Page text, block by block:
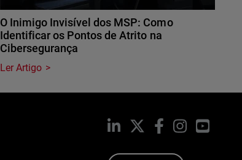
O Inimigo Invisível dos MSP: Como
Identificar os Pontos de Atrito na
Cibersegurança
Ler Artigo
LinkedIn Facebook
InstagramYouTube